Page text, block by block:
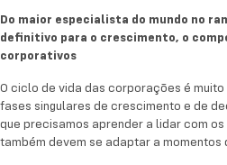
corporações amadurecem e
cada uma de suas fases.
Damodaran se aprofunda
indicativos das fases do ciclo
motivos por que o formato e
em diferentes setores; os
Do maior especialista do mundo no
definitivo para o crescimento, o
corporativos
O ciclo de vida das corporações é
fases singulares de crescimento e de
que precisamos aprender a lidar com
também devem se adaptar a